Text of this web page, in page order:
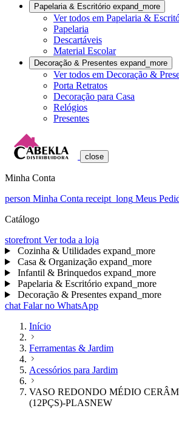
Papelaria & Escritório expand_more
Ver todos em Papelaria &
Papelaria
Descartáveis
Material Escolar
Decoração & Presentes expand_more
Ver todos em Decoração &
Porta Retratos
Decoração para Casa
Relógios
Presentes
close
Minha Conta
person Minha Conta receipt_long Meus
Catálogo
storefront Ver toda a loja
Cozinha & Utilidades expand_more
Casa & Organização expand_more
Infantil & Brinquedos expand_more
Papelaria & Escritório expand_more
Decoração & Presentes expand_more
chat Falar no WhatsApp
Início
Ferramentas & Jardim
Acessórios para Jardim
VASO REDONDO MÉDIO
(12PÇS)-PLASNEW